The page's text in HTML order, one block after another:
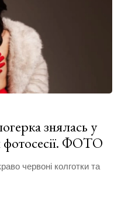
знялась у
фотосесії. ФОТО
червоні колготки та